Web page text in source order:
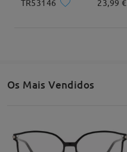
TR53146 23,99 €
Os Mais Vendidos